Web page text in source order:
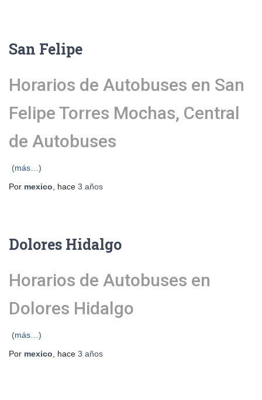
San Felipe
Horarios de Autobuses en San
Felipe Torres Mochas, Central
de Autobuses
(más…)
Por mexico , hace 3 años
Dolores Hidalgo
Horarios de Autobuses en
Dolores Hidalgo
(más…)
Por mexico , hace 3 años